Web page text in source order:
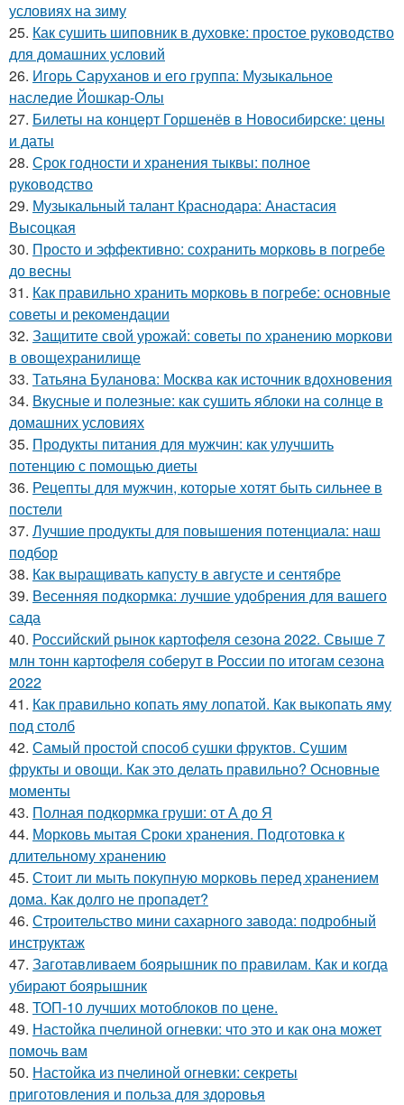
условиях на зиму
25. Как сушить шиповник в духовке: простое руководство
для домашних условий
26. Игорь Саруханов и его группа: Музыкальное
наследие Йошкар-Олы
27. Билеты на концерт Горшенёв в Новосибирске: цены
и даты
28. Срок годности и хранения тыквы: полное
руководство
29. Музыкальный талант Краснодара: Анастасия
Высоцкая
30. Просто и эффективно: сохранить морковь в погребе
до весны
31. Как правильно хранить морковь в погребе: основные
советы и рекомендации
32. Защитите свой урожай: советы по хранению моркови
в овощехранилище
33. Татьяна Буланова: Москва как источник вдохновения
34. Вкусные и полезные: как сушить яблоки на солнце в
домашних условиях
35. Продукты питания для мужчин: как улучшить
потенцию с помощью диеты
36. Рецепты для мужчин, которые хотят быть сильнее в
постели
37. Лучшие продукты для повышения потенциала: наш
подбор
38. Как выращивать капусту в августе и сентябре
39. Весенняя подкормка: лучшие удобрения для вашего
сада
40. Российский рынок картофеля сезона 2022. Свыше 7
млн тонн картофеля соберут в России по итогам сезона
2022
41. Как правильно копать яму лопатой. Как выкопать яму
под столб
42. Самый простой способ сушки фруктов. Сушим
фрукты и овощи. Как это делать правильно? Основные
моменты
43. Полная подкормка груши: от А до Я
44. Морковь мытая Сроки хранения. Подготовка к
длительному хранению
45. Стоит ли мыть покупную морковь перед хранением
дома. Как долго не пропадет?
46. Строительство мини сахарного завода: подробный
инструктаж
47. Заготавливаем боярышник по правилам. Как и когда
убирают боярышник
48. ТОП-10 лучших мотоблоков по цене.
49. Настойка пчелиной огневки: что это и как она может
помочь вам
50. Настойка из пчелиной огневки: секреты
приготовления и польза для здоровья